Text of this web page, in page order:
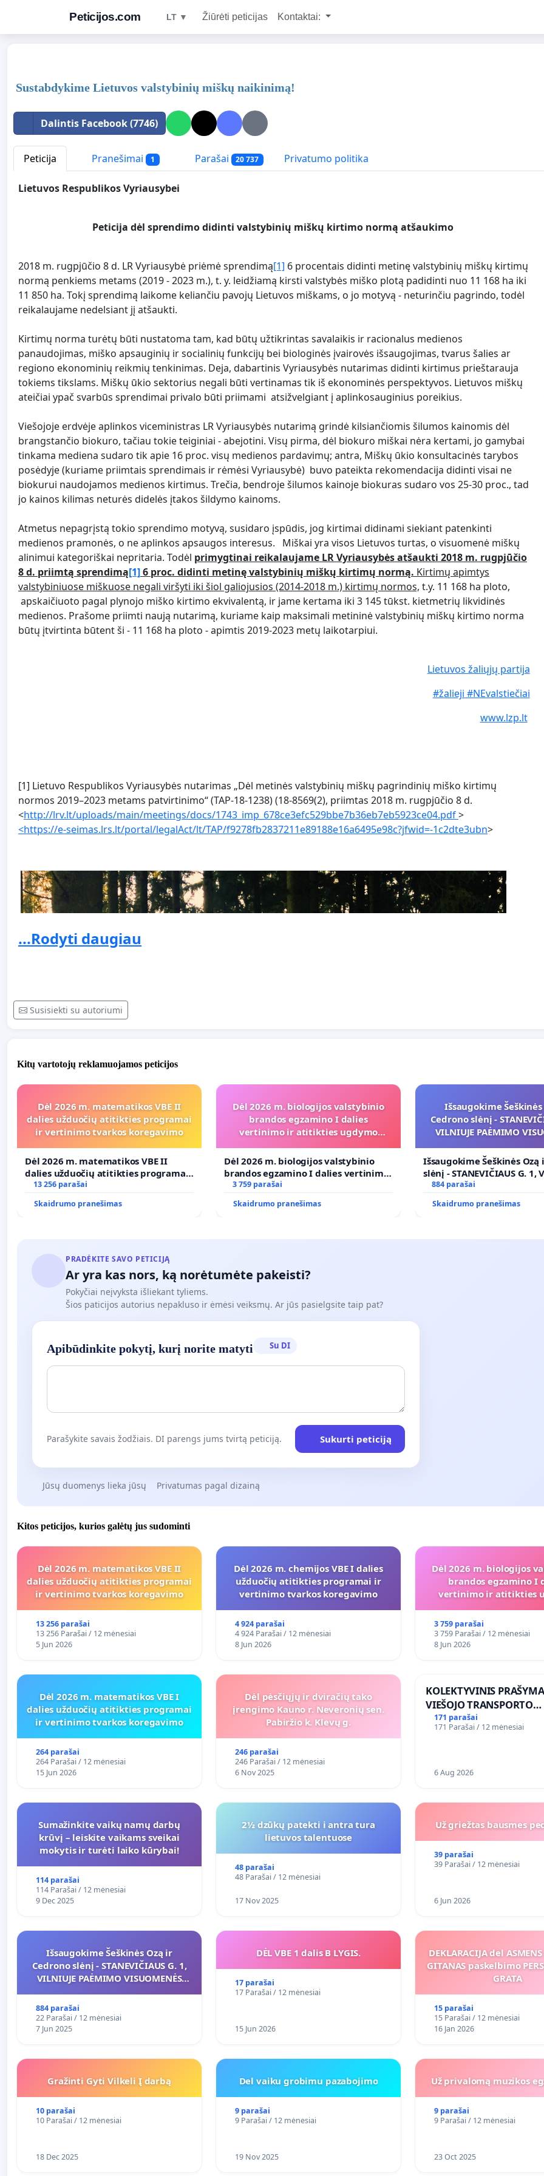
Peticijos.com LT ▼ Žiūrėti peticijas Kontaktai:
Sustabdykime Lietuvos valstybinių miškų naikinimą!
Dalintis Facebook (7746)
Peticija Pranešimai 1 Parašai 20 737 Privatumo politika
Lietuvos Respublikos Vyriausybei
Peticija dėl sprendimo didinti valstybinių miškų kirtimo normą atšaukimo
2018 m. rugpjūčio 8 d. LR Vyriausybė priėmė sprendimą[1] 6 procentais didinti metinę valstybinių miškų kirtimų
normą penkiems metams (2019 - 2023 m.), t. y. leidžiamą kirsti valstybės miško plotą padidinti nuo 11 168 ha iki
11 850 ha. Tokį sprendimą laikome keliančiu pavojų Lietuvos miškams, o jo motyvą - neturinčiu pagrindo, todėl
reikalaujame nedelsiant jį atšaukti.
Kirtimų norma turėtų būti nustatoma tam, kad būtų užtikrintas savalaikis ir racionalus medienos
panaudojimas, miško apsauginių ir socialinių funkcijų bei biologinės įvairovės išsaugojimas, tvarus šalies ar
regiono ekonominių reikmių tenkinimas. Deja, dabartinis Vyriausybės nutarimas didinti kirtimus prieštarauja
tokiems tikslams. Miškų ūkio sektorius negali būti vertinamas tik iš ekonominės perspektyvos. Lietuvos miškų
ateičiai ypač svarbūs sprendimai privalo būti priimami atsižvelgiant į aplinkosauginius poreikius.
Viešojoje erdvėje aplinkos viceministras LR Vyriausybės nutarimą grindė kilsiančiomis šilumos kainomis dėl
brangstančio biokuro, tačiau tokie teiginiai - abejotini. Visų pirma, dėl biokuro miškai nėra kertami, jo gamybai
tinkama mediena sudaro tik apie 16 proc. visų medienos pardavimų; antra, Miškų ūkio konsultacinės tarybos
posėdyje (kuriame priimtais sprendimais ir rėmėsi Vyriausybė) buvo pateikta rekomendacija didinti visai ne
biokurui naudojamos medienos kirtimus. Trečia, bendroje šilumos kainoje biokuras sudaro vos 25-30 proc., tad
jo kainos kilimas neturės didelės įtakos šildymo kainoms.
Atmetus nepagrįstą tokio sprendimo motyvą, susidaro įspūdis, jog kirtimai didinami siekiant patenkinti
medienos pramonės, o ne aplinkos apsaugos interesus. Miškai yra visos Lietuvos turtas, o visuomenė miškų
alinimui kategoriškai nepritaria. Todėl primygtinai reikalaujame LR Vyriausybės atšaukti 2018 m. rugpjūčio
8 d. priimtą sprendimą[1]6 proc. didinti metinę valstybinių miškų kirtimų normą. Kirtimų apimtys
valstybiniuose miškuose negali viršyti iki šiol galiojusios (2014-2018 m.) kirtimų normos, t.y. 11 168 ha ploto,
apskaičiuoto pagal plynojo miško kirtimo ekvivalentą, ir jame kertama iki 3 145 tūkst. kietmetrių likvidinės
medienos. Prašome priimti naują nutarimą, kuriame kaip maksimali metininė valstybinių miškų kirtimo norma
būtų įtvirtinta būtent ši - 11 168 ha ploto - apimtis 2019-2023 metų laikotarpiui.
Lietuvos žaliųjų partija
#žalieji #NEvalstiečiai
www.lzp.lt
[1] Lietuvo Respublikos Vyriausybės nutarimas „Dėl metinės valstybinių miškų pagrindinių miško kirtimų
normos 2019–2023 metams patvirtinimo“ (TAP-18-1238) (18-8569(2), priimtas 2018 m. rugpjūčio 8 d.
<http://lrv.lt/uploads/main/meetings/docs/1743_imp_678ce3efc529bbe7b36eb7eb5923ce04.pdf>
<https://e-seimas.lrs.lt/portal/legalAct/lt/TAP/f9278fb2837211e89188e16a6495e98c?jfwid=-1c2dte3ubn>
...Rodyti daugiau
Susisiekti su autoriumi
Kitų vartotojų reklamuojamos peticijos
Dėl 2026 m. matematikos VBE II
dalies užduočių atitikties programai
ir vertinimo tvarkos koregavimo
Dėl 2026 m. matematikos VBE II
dalies užduočių atitikties programai
ir vertinimo tvarkos koregavimo
13 256 parašai
Skaidrumo pranešimas
Dėl 2026 m. biologijos valstybinio
brandos egzamino I dalies
vertinimo ir atitikties ugdymo
Dėl 2026 m. biologijos valstybinio
brandos egzamino I dalies vertinimo
ir atitikties ugdymo programai
3 759 parašai
Skaidrumo pranešimas
Išsaugokime
Cedrono slėnį -
VILNIUJE PAĖMIMO
PRITAIKYMO VIEŠAJAI
FUNKCIJAI
Išsaugokime Šeškinės Ozą
slėnį - STANEVIČIAUS G. 1,
PAĖMIMO VISUOMENĖS
VIEŠAJAI ŽELDYNŲ
884 parašai
Skaidrumo pranešimas
PRADĖKITE SAVO PETICIJĄ
Ar yra kas nors, ką norėtumėte pakeisti?
Pokyčiai neįvyksta išliekant tyliems.
Šios paticijos autorius nepakluso ir ėmėsi veiksmų. Ar jūs pasielgsite taip pat?
Apibūdinkite pokytį, kurį norite matyti Su DI
Parašykite savais žodžiais. DI parengs jums tvirtą peticiją. Sukurti peticiją
Jūsų duomenys lieka jūsų Privatumas pagal dizainą
Kitos peticijos, kurios galėtų jus sudominti
Dėl 2026 m. matematikos VBE II
dalies užduočių atitikties programai
ir vertinimo tvarkos koregavimo
13 256 parašai
13 256 Parašai / 12 mėnesiai
5 Jun 2026
Dėl 2026 m. chemijos VBE I dalies
užduočių atitikties programai ir
vertinimo tvarkos koregavimo
4 924 parašai
4 924 Parašai / 12 mėnesiai
8 Jun 2026
Dėl 2026 m. biologijos
brandos egzamino I
vertinimo ir atitikties
3 759 parašai
3 759 Parašai / 12 mėnesiai
8 Jun 2026
Dėl 2026 m. matematikos VBE I
dalies užduočių atitikties programai
ir vertinimo tvarkos koregavimo
264 parašai
264 Parašai / 12 mėnesiai
15 Jun 2026
Dėl pėsčiųjų ir dviračių tako
įrengimo Kauno r. Neveronių sen.
Pabiržio k. Klevų g.
246 parašai
246 Parašai / 12 mėnesiai
6 Nov 2025
KOLEKTYVINIS
VIEŠOJO TRANSPORTO
SUSISIEKIMO GERINIMO
VOSYLIUKŲ KAIME
171 parašai
171 Parašai / 12 mėnesiai
6 Aug 2026
Sumažinkite vaikų namų darbų
krūvį – leiskite vaikams sveikai
mokytis ir turėti laiko kūrybai!
114 parašai
114 Parašai / 12 mėnesiai
9 Dec 2025
2½ dzūkų patekti i antra tura
lietuvos talentuose
48 parašai
48 Parašai / 12 mėnesiai
17 Nov 2025
Už griežtas bausmes
39 parašai
39 Parašai / 12 mėnesiai
6 Jun 2026
Išsaugokime Šeškinės Ozą ir
Cedrono slėnį - STANEVIČIAUS G. 1,
VILNIUJE PAĖMIMO VISUOMENĖS
PRITAIKYMO VIEŠAJAI ŽELDYNŲ
FUNKCIJAI
884 parašai
22 Parašai / 12 mėnesiai
7 Jun 2025
DĖL VBE 1 dalis B LYGIS.
17 parašai
17 Parašai / 12 mėnesiai
15 Jun 2026
DEKLARACIJA del
GITANAS paskelbimo
GRATA
15 parašai
15 Parašai / 12 mėnesiai
16 Jan 2026
Gražinti Gyti Vilkeli Į darbą
10 parašai
10 Parašai / 12 mėnesiai
18 Dec 2025
Del vaiku grobimu pazabojimo
9 parašai
9 Parašai / 12 mėnesiai
19 Nov 2025
Už privalomą muzikos
9 parašai
9 Parašai / 12 mėnesiai
23 Oct 2025